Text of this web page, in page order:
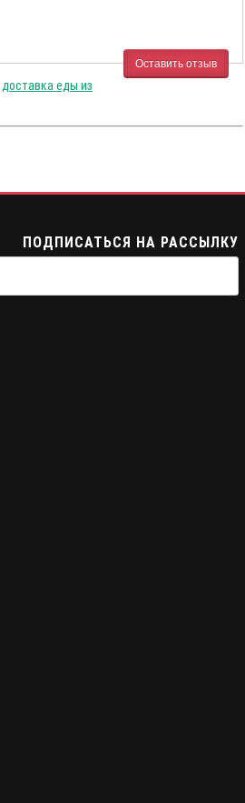
Оставить отзыв
доставка еды из
ПОДПИСАТЬСЯ НА РАССЫЛКУ